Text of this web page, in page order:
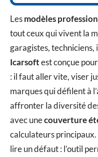
Lesmodèles
tout ceux qui vivent la
garagistes,
Icarsoftest conçue
: il faut aller vite, viser
marques qui défilent à
affronter la diversité
avec unecouverture
calculateurs principaux.
lire un défaut : l’outil